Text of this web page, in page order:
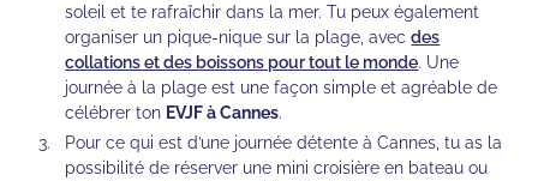
soleil et te rafraîchir dans la mer. Tu peux également
organiser un pique-nique sur la plage, avecdes
collations et des boissons pour tout le monde. Une
journée à la plage est une façon simple et agréable de
célébrer ton EVJF à Cannes.
Pour ce qui est d’une journée détente à Cannes, tu as la
possibilité de réserver une mini croisière en bateau ou